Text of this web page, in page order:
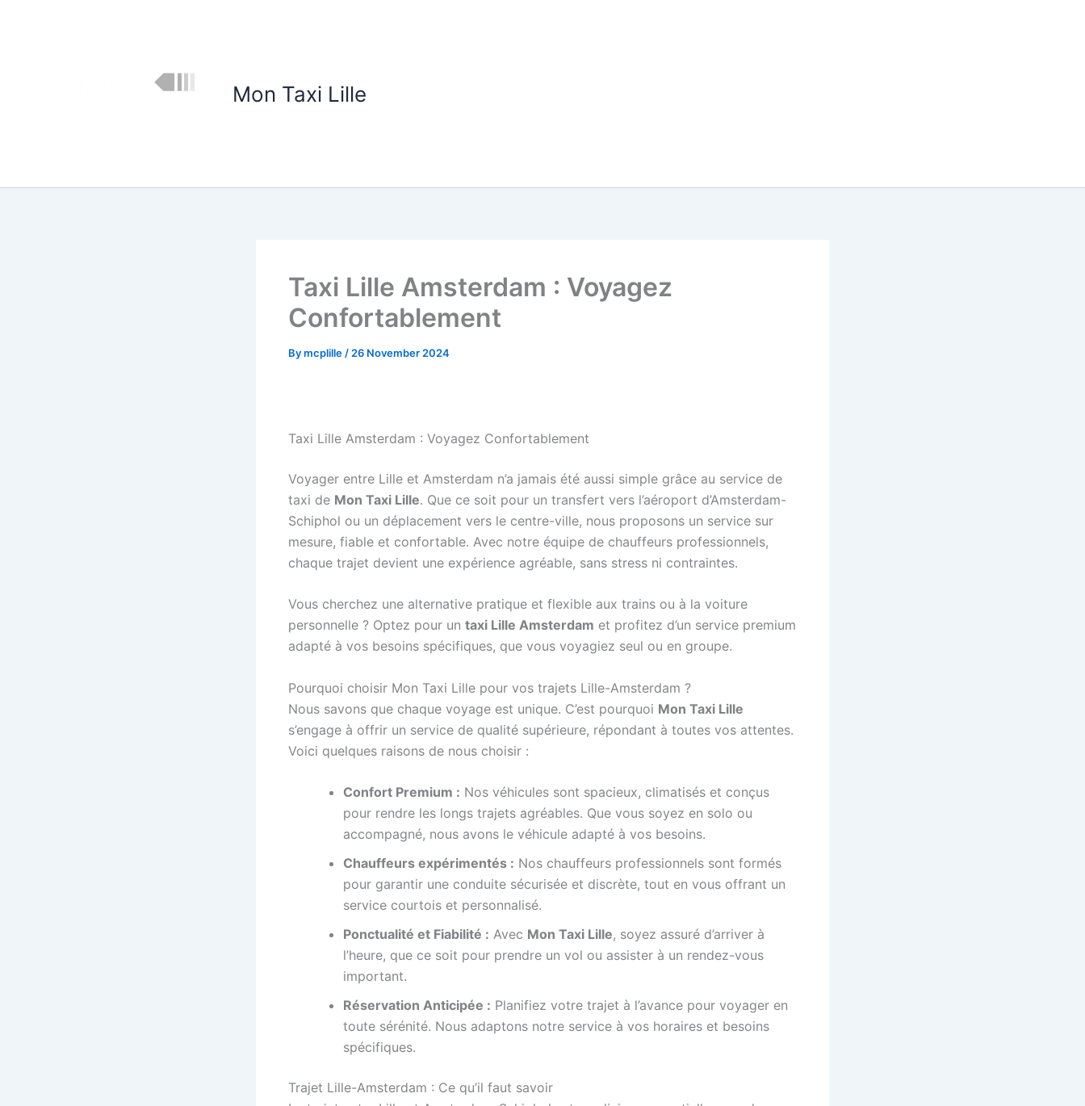
Mon Taxi Lille
Taxi Lille Amsterdam : Voyagez
Confortablement
Bymcplille / 26 November 2024
Taxi Lille Amsterdam : Voyagez Confortablement
Voyager entre Lille et Amsterdam n’a jamais été aussi simple grâce au service de
taxi de Mon Taxi Lille. Que ce soit pour un transfert vers l’aéroport d’Amsterdam-
Schiphol ou un déplacement vers le centre-ville, nous proposons un service sur
mesure, fiable et confortable. Avec notre équipe de chauffeurs professionnels,
chaque trajet devient une expérience agréable, sans stress ni contraintes.
Vous cherchez une alternative pratique et flexible aux trains ou à la voiture
personnelle ? Optez pour un taxi Lille Amsterdam et profitez d’un service premium
adapté à vos besoins spécifiques, que vous voyagiez seul ou en groupe.
Pourquoi choisir Mon Taxi Lille pour vos trajets Lille-Amsterdam ?
Nous savons que chaque voyage est unique. C’est pourquoi Mon Taxi Lille
s’engage à offrir un service de qualité supérieure, répondant à toutes vos attentes.
Voici quelques raisons de nous choisir :
Confort Premium : Nos véhicules sont spacieux, climatisés et conçus
pour rendre les longs trajets agréables. Que vous soyez en solo ou
accompagné, nous avons le véhicule adapté à vos besoins.
Chauffeurs expérimentés : Nos chauffeurs professionnels sont formés
pour garantir une conduite sécurisée et discrète, tout en vous offrant un
service courtois et personnalisé.
Ponctualité et Fiabilité : Avec Mon Taxi Lille, soyez assuré d’arriver à
l’heure, que ce soit pour prendre un vol ou assister à un rendez-vous
important.
Réservation Anticipée : Planifiez votre trajet à l’avance pour voyager en
toute sérénité. Nous adaptons notre service à vos horaires et besoins
spécifiques.
Trajet Lille-Amsterdam : Ce qu’il faut savoir